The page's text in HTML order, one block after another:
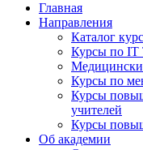
Главная
Направления
Каталог
Курсы по IT
Курсы по
Курсы
учителей
Курсы
Об академии